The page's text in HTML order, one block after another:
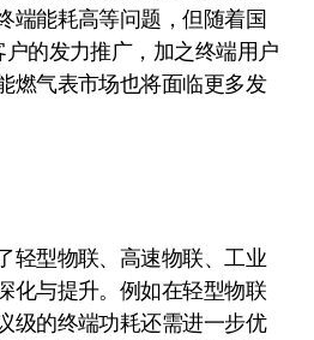
端能耗高等问题，但随着国
的发力推广，加之终端用户
燃气表市场也将面临更多发
轻型物联、高速物联、工业
化与提升。例如在轻型物联
级的终端功耗还需进一步优